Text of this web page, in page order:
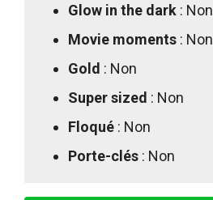
Glow in the dark : Non
Movie moments : Non
Gold : Non
Super sized : Non
Floqué : Non
Porte-clés : Non